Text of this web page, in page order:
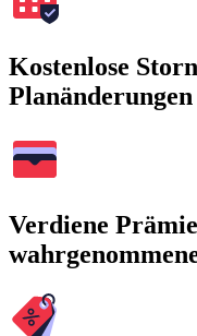
Kostenlose
Planänderungen
Verdiene